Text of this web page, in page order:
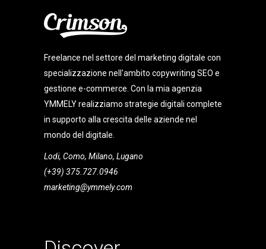
Freelance nel settore del marketing digitale con
specializzazione nell'ambito copywriting SEO e
gestione e-commerce. Con la mia agenzia
YMMELY realizziamo strategie digitali complete
in supporto alla crescita delle aziende nel
mondo del digitale.
Lodi, Como, Milano, Lugano
(+39) 375.727.0946
marketing@ymmely.com